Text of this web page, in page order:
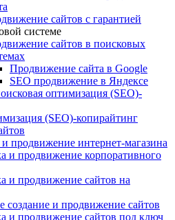
сайтов с гарантией
системе
сайтов в поисковых
Продвижение сайта в Google
SEO продвижение в Яндексе
оптимизация (SEO)-
(SEO)-копирайтинг
продвижение интернет-магазина
и продвижение корпоративного
и продвижение сайтов на
создание и продвижение сайтов
и продвижение сайтов под ключ